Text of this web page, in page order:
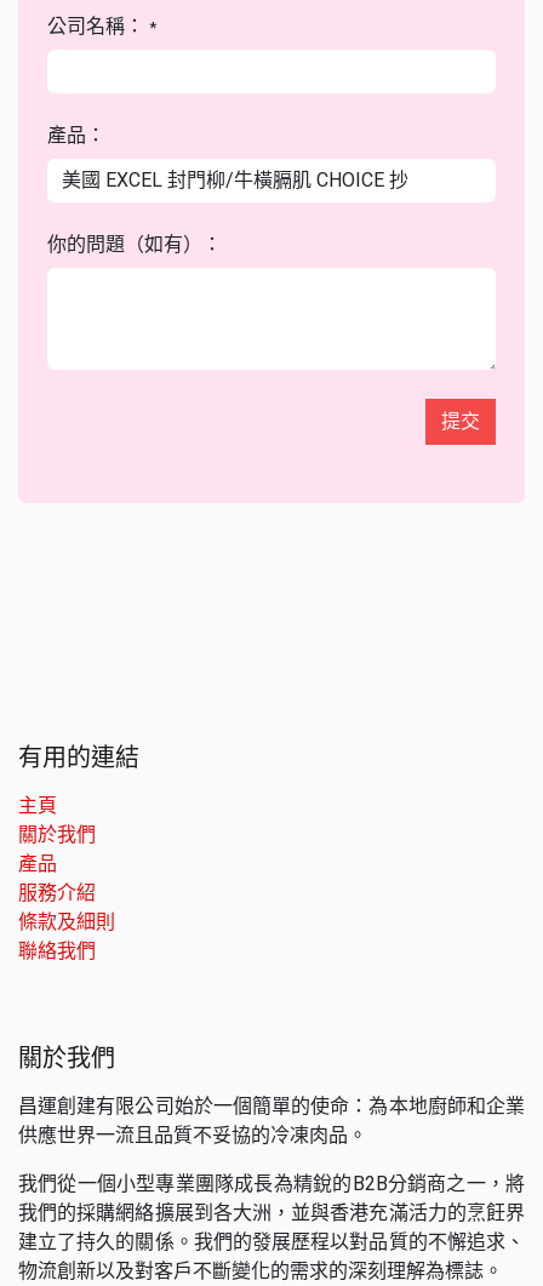
公司名稱： *
產品：
你的問題（如有）：
提交
有用的連結
主頁
關於我們
產品
服務介紹
條款及細則
聯絡我們
關於我們
昌運創建有限公司始於一個簡單的使命：為本地廚師和企業
供應世界一流且品質不妥協的冷凍肉品。
我們從一個小型專業團隊成長為精銳的B2B分銷商之一，將
我們的採購網絡擴展到各大洲，並與香港充滿活力的烹飪界
建立了持久的關係。我們的發展歷程以對品質的不懈追求、
物流創新以及對客戶不斷變化的需求的深刻理解為標誌。